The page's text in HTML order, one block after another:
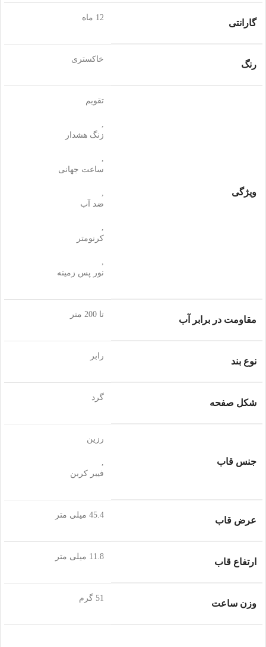
گارانتی
12 ماه
رنگ
خاکستری
ویژگی
تقویم
زنگ هشدار
ساعت جهانی
ضد آب
کرنومتر
نور پس زمینه
مقاومت در برابر آب
تا 200 متر
نوع بند
رابر
شکل صفحه
گرد
جنس قاب
رزین
فیبر کربن
عرض قاب
45.4 میلی متر
ارتفاع قاب
11.8 میلی متر
وزن ساعت
51 گرم